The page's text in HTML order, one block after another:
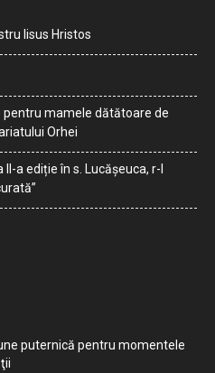
Iisus Hristos
pentru mamele dătătoare de
Orhei
a ediție în s. Lucășeuca, r-l
puternică pentru momentele